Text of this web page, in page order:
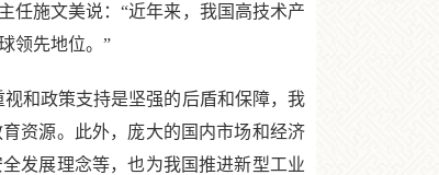
施文美说：“近年来，我国高技术产
领先地位。”
和政策支持是坚强的后盾和保障，我
资源。此外，庞大的国内市场和经济
发展理念等，也为我国推进新型工业